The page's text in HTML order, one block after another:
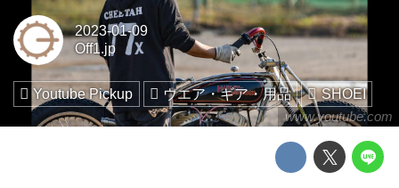
www.youtube.com
2023-01-09
Off1.jp
Youtube Pickup ウエア・ギア・用品 SHOEI